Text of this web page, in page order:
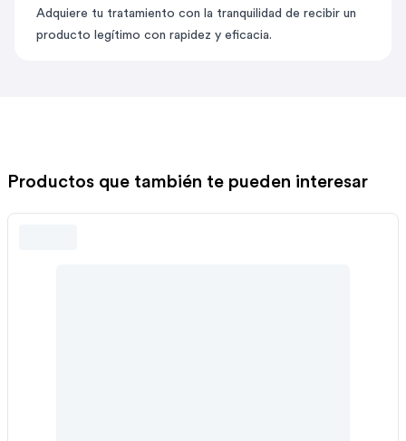
Adquiere tu tratamiento con la tranquilidad de recibir un
producto legítimo con rapidez y eficacia.
Productos que también te pueden interesar